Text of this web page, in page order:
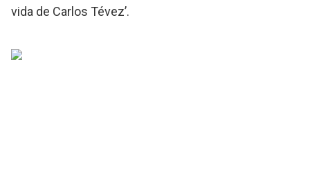
vida de Carlos Tévez’.